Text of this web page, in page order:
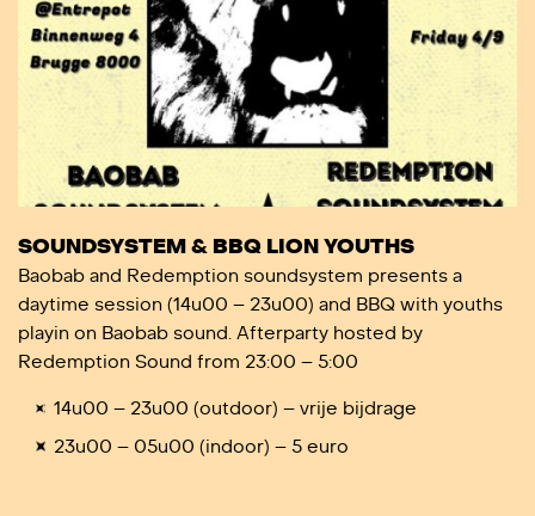
SOUNDSYSTEM & BBQ LION YOUTHS
Baobab and Redemption soundsystem presents a
daytime session (14u00 – 23u00) and BBQ with youths
playin on Baobab sound. Afterparty hosted by
Redemption Sound from 23:00 – 5:00
14u00 – 23u00 (outdoor) – vrije bijdrage
23u00 – 05u00 (indoor) – 5 euro